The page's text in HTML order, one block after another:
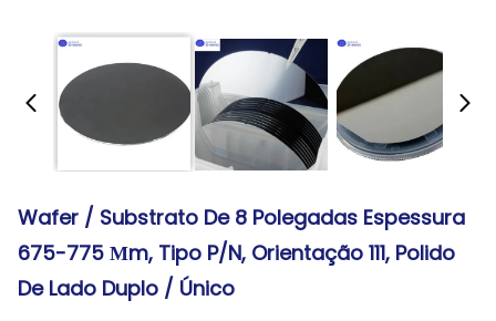
Wafer / Substrato De 8 Polegadas Espessura
675-775 Μm, Tipo P/N, Orientação 111, Polido
De Lado Duplo / Único